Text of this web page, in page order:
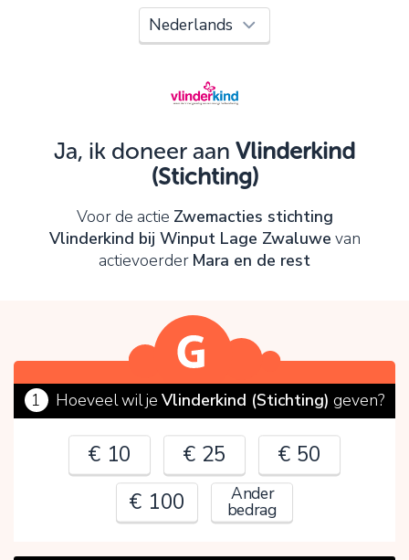
Ja, ik doneer aan Vlinderkind
(Stichting)
Voor de actie Zwemacties stichting
Vlinderkind bij Winput Lage Zwaluwe van
actievoerder Mara en de rest
1 Hoeveel wil jeVlinderkind (Stichting) geven?
€ 10 € 25
€ 50
€ 100
Ander
bedrag
Oeps!
Controleer en verbeter je invoer en probeer het
OK